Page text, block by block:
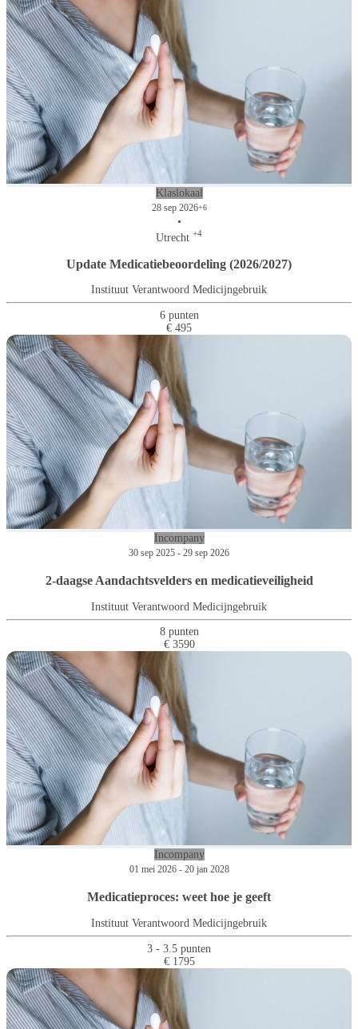
Klaslokaal
28 sep 2026+6
•
Utrecht +4
Update Medicatiebeoordeling (2026/2027)
Instituut Verantwoord Medicijngebruik
6 punten
€ 495
Incompany
30 sep 2025 - 29 sep 2026
2-daagse Aandachtsvelders en medicatieveiligheid
Instituut Verantwoord Medicijngebruik
8 punten
€ 3590
Incompany
01 mei 2026 - 20 jan 2028
Medicatieproces: weet hoe je geeft
Instituut Verantwoord Medicijngebruik
3 - 3.5 punten
€ 1795